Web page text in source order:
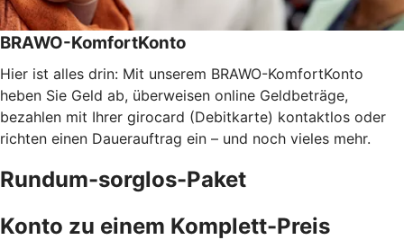
BRAWO-KomfortKonto
Hier ist alles drin: Mit unserem BRAWO-KomfortKonto
heben Sie Geld ab, überweisen online Geldbeträge,
bezahlen mit Ihrer girocard (Debitkarte) kontaktlos oder
richten einen Dauerauftrag ein – und noch vieles mehr.
Rundum-sorglos-Paket
Konto zu einem Komplett-Preis